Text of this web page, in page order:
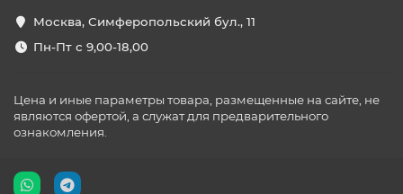
Москва, Симферопольский бул., 11
Пн-Пт с 9,00-18,00
Цена и иные параметры товара, размещенные на сайте, не
являются офертой, а служат для предварительного
ознакомления.